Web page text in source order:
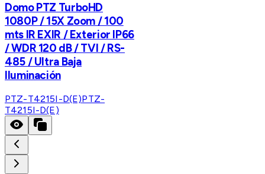
Domo PTZ TurboHD
1080P / 15X Zoom / 100
mts IR EXIR / Exterior IP66
/ WDR 120 dB / TVI / RS-
485 / Ultra Baja
Iluminación
PTZ-T4215I-D(E)PTZ-
T4215I-D(E)